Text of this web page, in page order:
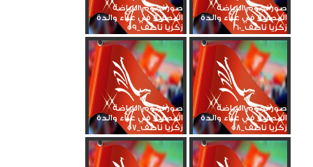
صور نجوم الرياضة
المصرية في عزاء والدة
زكريا ناصف_60
صور نجوم الرياضة
المصرية في عزاء والدة
زكريا ناصف_59
صور نجوم الرياضة
المصرية في عزاء والدة
زكريا ناصف_58
صور نجوم الرياضة
المصرية في عزاء والدة
زكريا ناصف_57